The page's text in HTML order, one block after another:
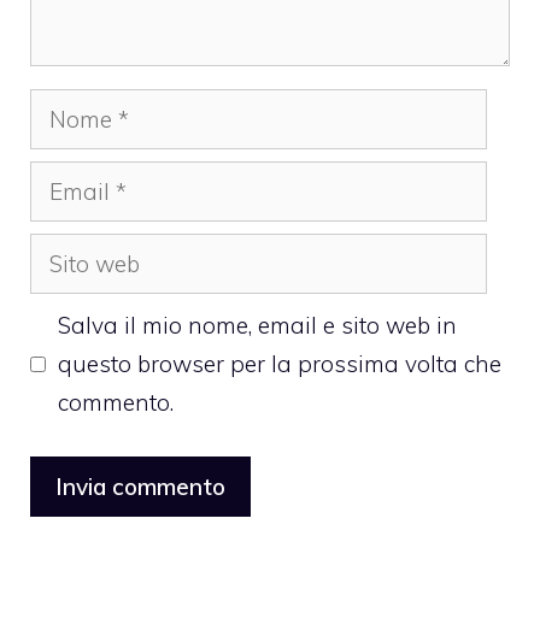
Nome
Email
Sito
web
Salva il mio nome, email e sito web in
questo browser per la prossima volta che
commento.